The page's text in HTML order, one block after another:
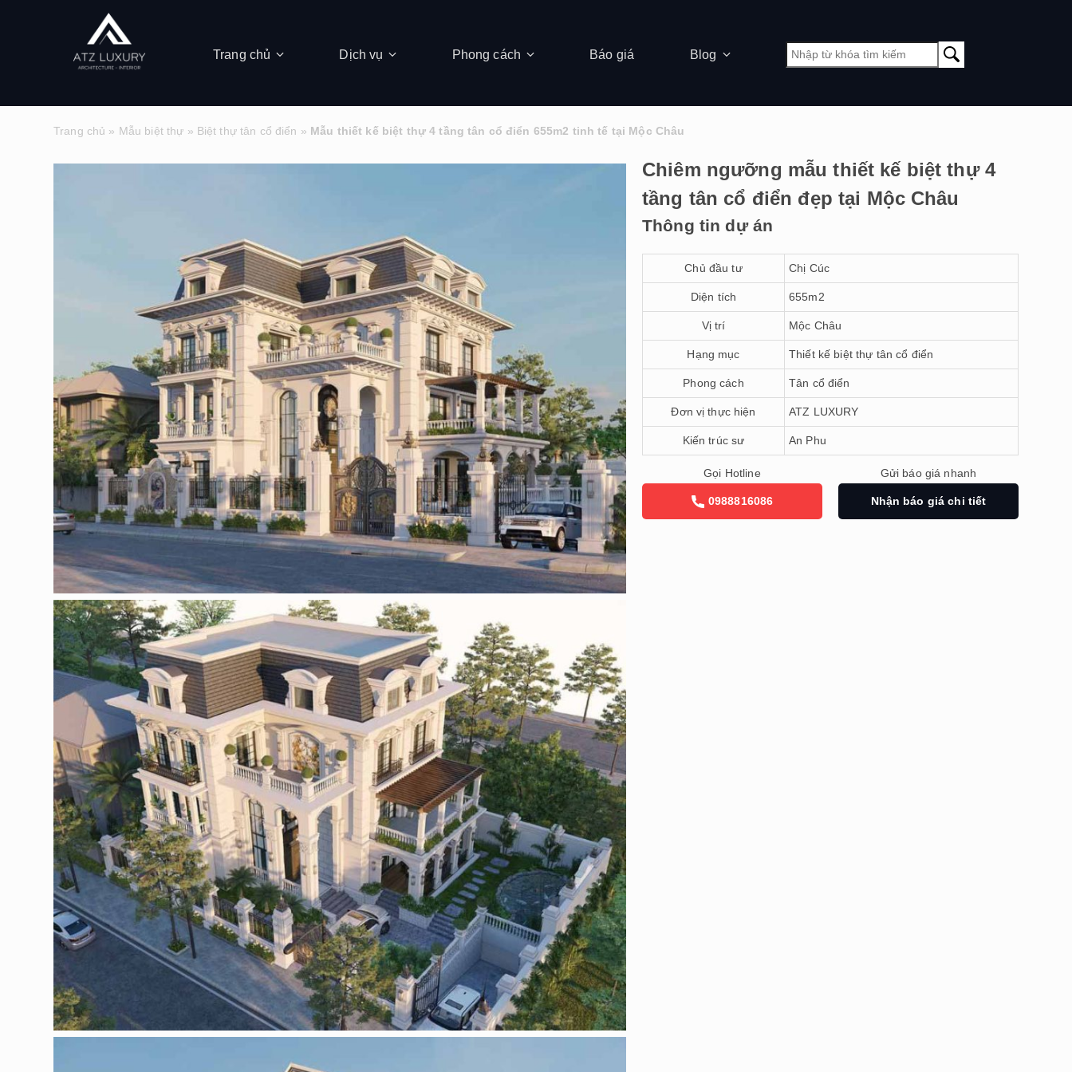
Trang chủ Dịch vụ Phong cách Báo giá Blog
Trang chủ » Mẫu biệt thự » Biệt thự tân cổ điển » Mẫu thiết kế biệt thự 4 tầng tân cổ điển 655m2 tinh tế tại Mộc Châu
Chiêm ngưỡng mẫu thiết kế biệt thự 4
tầng tân cổ điển đẹp tại Mộc Châu
Thông tin dự án
Chủ đầu tư Chị Cúc
Diện tích 655m2
Vị trí Mộc Châu
Hạng mục Thiết kế biệt thự tân cổ điển
Phong cách Tân cổ điển
Đơn vị thực hiện ATZ LUXURY
Kiến trúc sư An Phu
Gọi Hotline
0988816086
Gửi báo giá nhanh
Nhận báo giá chi tiết